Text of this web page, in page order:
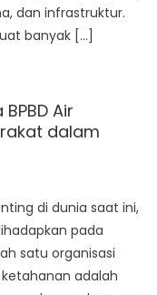
dan infrastruktur.
banyak […]
Air
dalam
di dunia saat ini,
pada
satu organisasi
adalah